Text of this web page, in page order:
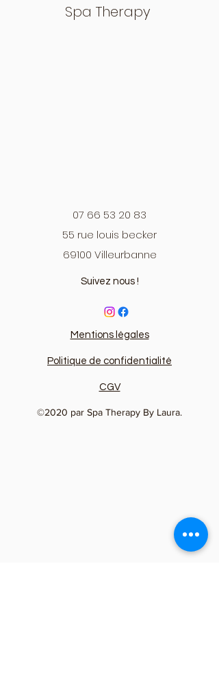
Spa Therapy
07 66 53 20 83
55 rue louis becker
69100 Villeurbanne
Suivez nous !
Mentions légales
Politique de confidentialité
CGV
©2020 par Spa Therapy By Laura.